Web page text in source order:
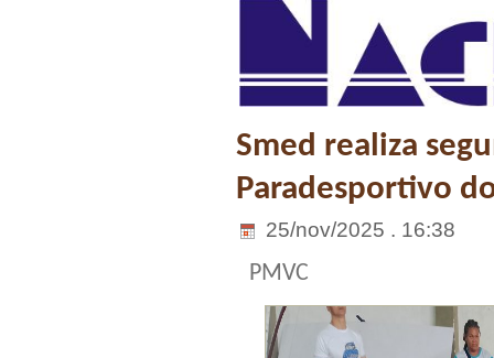
Smed realiza
Paradesportivo
25/nov/2025 . 16:38
PMVC